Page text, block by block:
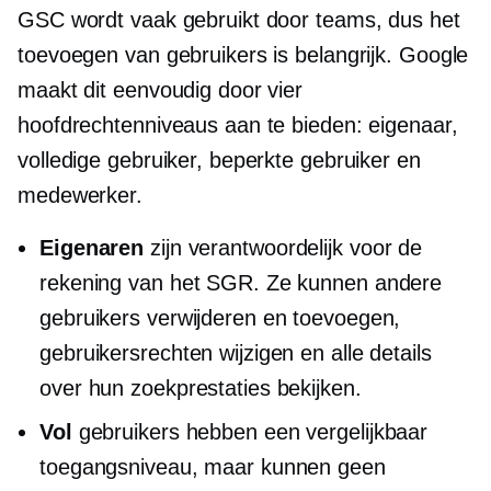
GSC wordt vaak gebruikt door teams, dus het
toevoegen van gebruikers is belangrijk. Google
maakt dit eenvoudig door vier
hoofdrechtenniveaus aan te bieden: eigenaar,
volledige gebruiker, beperkte gebruiker en
medewerker.
Eigenaren zijn verantwoordelijk voor de
rekening van het SGR. Ze kunnen andere
gebruikers verwijderen en toevoegen,
gebruikersrechten wijzigen en alle details
over hun zoekprestaties bekijken.
Vol gebruikers hebben een vergelijkbaar
toegangsniveau, maar kunnen geen